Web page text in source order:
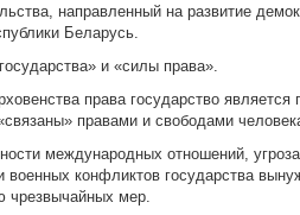
направленный на развитие
Беларусь.
и «силы права».
права государство
правами и свободами
международных отношений,
военных конфликтов государства
чрезвычайных мер.